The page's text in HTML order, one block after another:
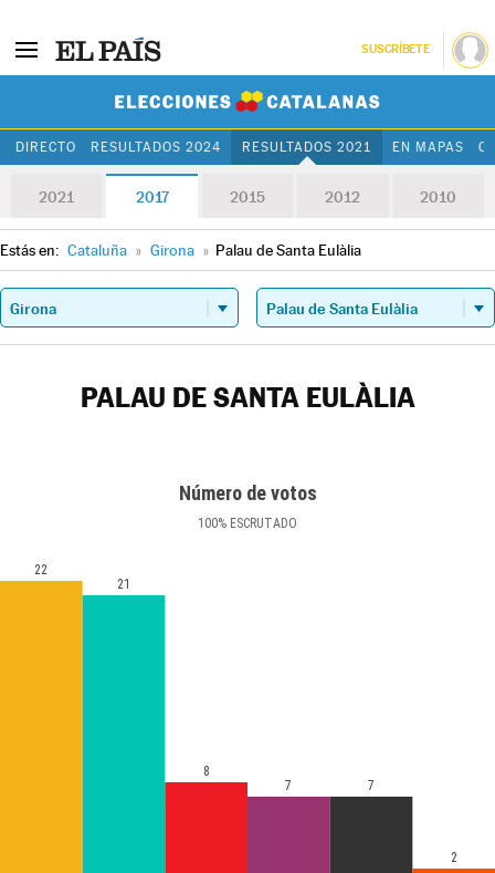
SUSCRÍBETE
DIRECTO RESULTADOS 2024 RESULTADOS 2021 EN MAPAS
2021 2017 2015 2012 2010
Estás en: Cataluña » Girona » Palau de Santa Eulàlia
PALAU DE SANTA EULÀLIA
Número de votos
100% ESCRUTADO
22
21
8
7
7
2